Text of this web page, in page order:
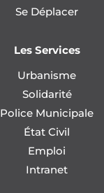
Se Déplacer
Les Services
Urbanisme
Solidarité
Police Municipale
État Civil
Emploi
Intranet